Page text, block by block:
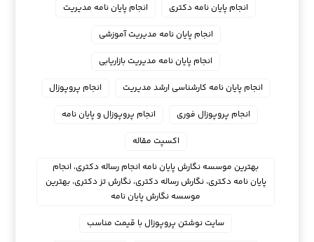
انجام پایان نامه دکتری
انجام پایان نامه مدیریت
انجام پایان نامه مدیریت آموزشی
انجام پایان نامه مدیریت بازاریابی
انجام پایان نامه کارشناسی ارشد مدیریت
انجام پروپوزال
انجام پروپوزال فوری
انجام پروپوزال و پایان نامه
اکسپت مقاله
بهترین موسسه نگارش پایان نامه انجام رساله دکتری، انجام
پایان نامه دکتری، نگارش رساله دکتری، نگارش تز دکتری، بهترین
موسسه نگارش پایان نامه
سایت نوشتن پروپوزال با قیمت مناسب